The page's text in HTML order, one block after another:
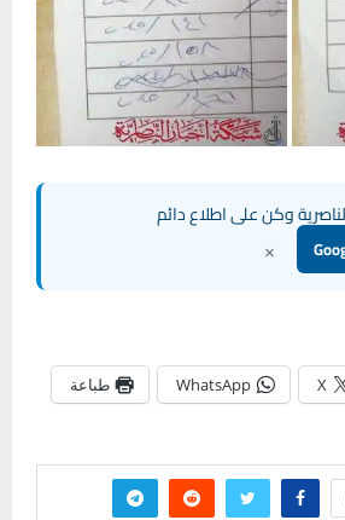
وكن على اطلاع دائم
×
X
WhatsApp طباعة